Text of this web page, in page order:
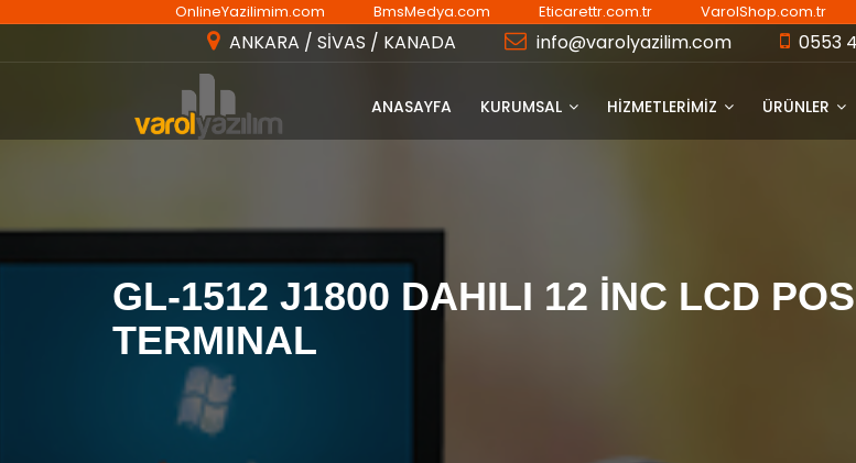
OnlineYazilimim.com BmsMedya.com Eticarettr.com.tr VarolShop.com.tr
ANKARA / SİVAS / KANADA info@varolyazilim.com 0553
ANASAYFA KURUMSAL HİZMETLERİMİZ ÜRÜNLER
GL-1512 J1800 DAHILI 12 İNC LCD POS
TERMINAL